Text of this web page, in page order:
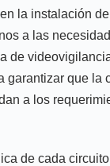
la instalación
a las
de
garantizar que la
a los
de cada